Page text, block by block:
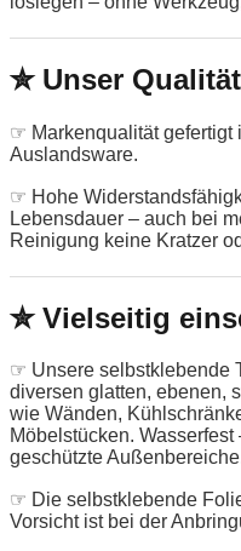
✮ Unser
☞ Markenqualität gefertigt
Auslandsware.
☞ Hohe
Lebensdauer – auch bei
Reinigung keine Kratzer
✮ Vielseitig
☞ Unsere selbstklebende
diversen glatten, ebenen,
wie Wänden,
Möbelstücken.
geschützte
☞ Die selbstklebende
Vorsicht ist bei der